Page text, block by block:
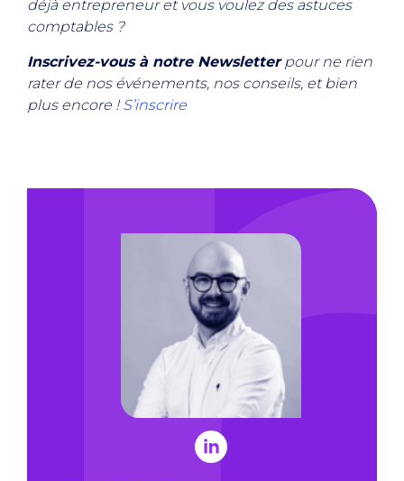
déjà entrepreneur et vous voulez des astuces
comptables ?
Inscrivez-vous à notre Newsletterpour ne rien
rater de nos événements, nos conseils, et bien
plus encore !S’inscrire